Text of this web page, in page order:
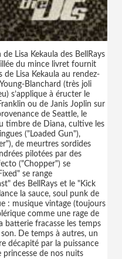
Lisa Kekaula des BellRays
du mince livret fournit
de Lisa Kekaula au rendez-
Blanchard (très joli
s’applique à éructer le
ou de Janis Joplin sur
de Seattle, le
timbre de Diana, cultive les
("Loaded Gun"),
de meurtres sordides
pilotées par des
("Chopper") se
se range
des BellRays et le "Kick
la sauce, soul punk de
: musique vintage (toujours
comme une rage de
batterie fracasse les temps
De temps à autres, un
décapité par la puissance
de nos nuits